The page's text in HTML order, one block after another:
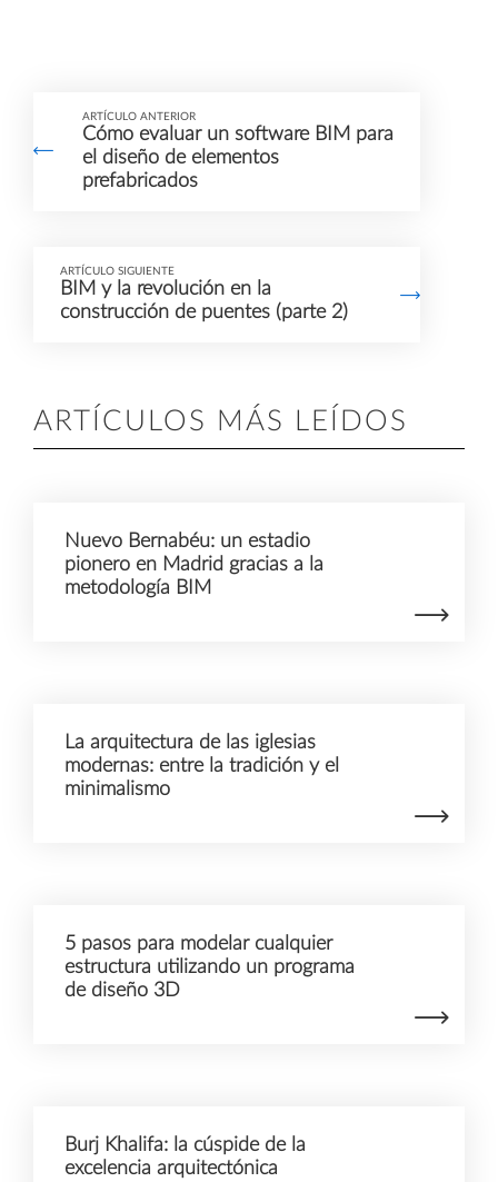
ARTÍCULO ANTERIOR
Cómo evaluar un software BIM para
el diseño de elementos
prefabricados
ARTÍCULO SIGUIENTE
BIM y la revolución en la
construcción de puentes (parte 2)
ARTÍCULOS MÁS LEÍDOS
Nuevo Bernabéu: un estadio
pionero en Madrid gracias a la
metodología BIM
La arquitectura de las iglesias
modernas: entre la tradición y el
minimalismo
5 pasos para modelar cualquier
estructura utilizando un programa
de diseño 3D
Burj Khalifa: la cúspide de la
excelencia arquitectónica